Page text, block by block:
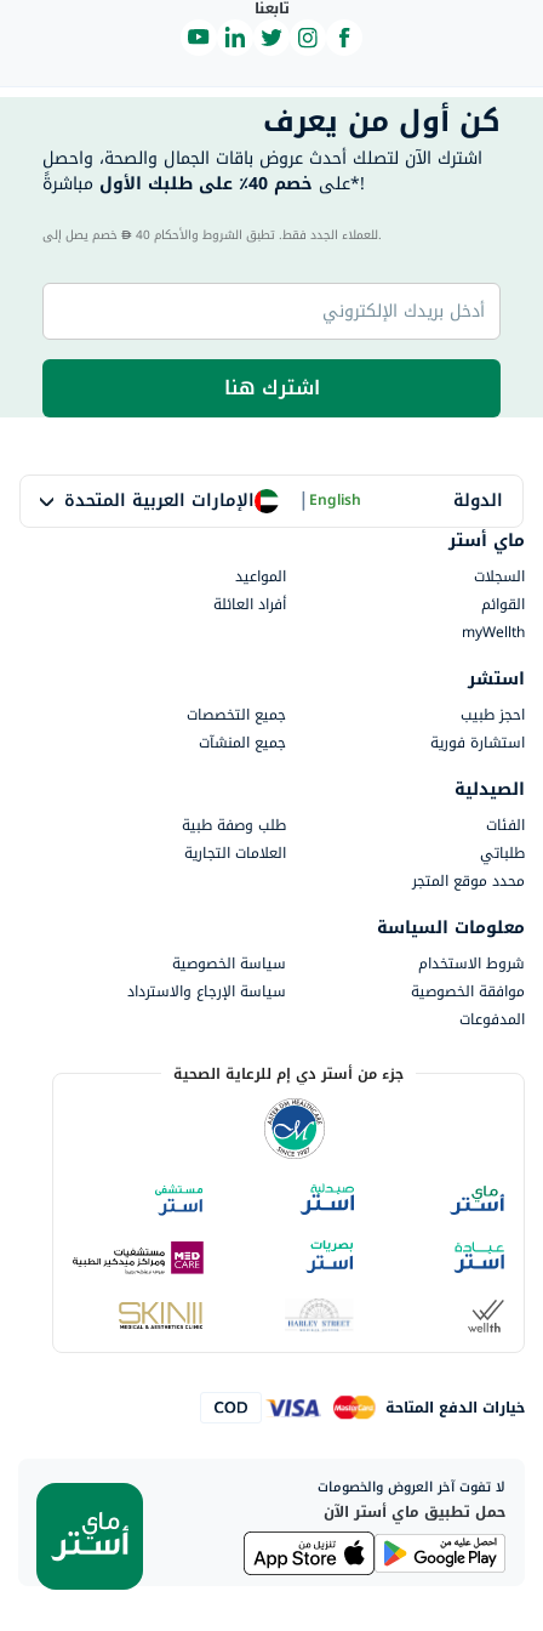
تابعنا
كن أول من يعرف
اشترك الآن لتصلك أحدث عروض باقات الجمال والصحة، واحصل
على خصم 40٪ على طلبك الأول مباشرةً*!
40 للعملاء الجدد فقط. تطبق الشروط والأحكام.
اشترك هنا
الدولة الإمارات العربية المتحدة |English
ماي أستر
السجلات
المواعيد
القوائم
أفراد العائلة
myWellth
استشر
احجز طبيب
جميع التخصصات
استشارة فورية
جميع المنشآت
الصيدلية
الفئات
طلب وصفة طبية
طلباتي
العلامات التجارية
محدد موقع المتجر
معلومات السياسة
شروط الاستخدام
سياسة الخصوصية
موافقة الخصوصية
سياسة الإرجاع والاسترداد
المدفوعات
جزء من أستر دي إم للرعاية الصحية
خيارات الدفع المتاحة
لا تفوت آخر العروض والخصومات
حمل تطبيق ماي أستر الآن